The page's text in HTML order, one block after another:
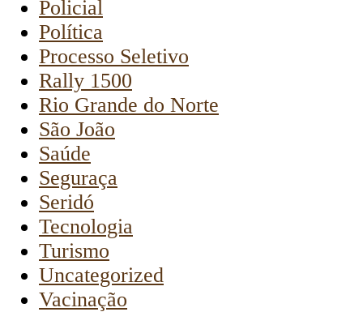
Policial
Política
Processo Seletivo
Rally 1500
Rio Grande do Norte
São João
Saúde
Seguraça
Seridó
Tecnologia
Turismo
Uncategorized
Vacinação